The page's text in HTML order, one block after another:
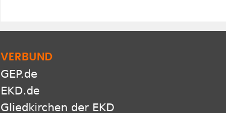
VERBUND
GEP.de
EKD.de
Gliedkirchen der EKD